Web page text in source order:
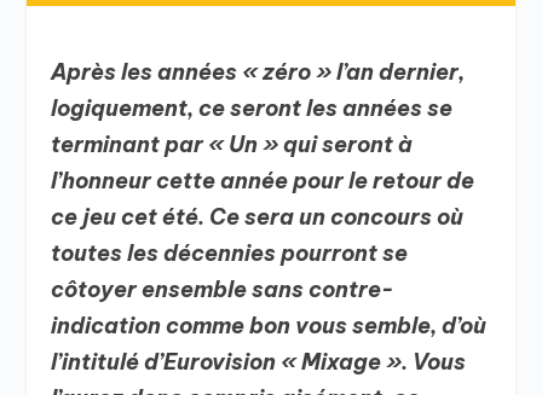
Après les années « zéro » l’an dernier,
logiquement, ce seront les années se
terminant par « Un » qui seront à
l’honneur cette année pour le retour de
ce jeu cet été. Ce sera un concours où
toutes les décennies pourront se
côtoyer ensemble sans contre-
indication comme bon vous semble, d’où
l’intitulé d’Eurovision « Mixage ». Vous